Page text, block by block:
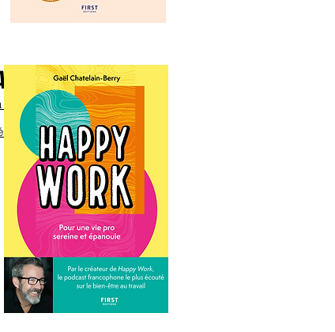
bande annonce
Bob sur scène
les billets